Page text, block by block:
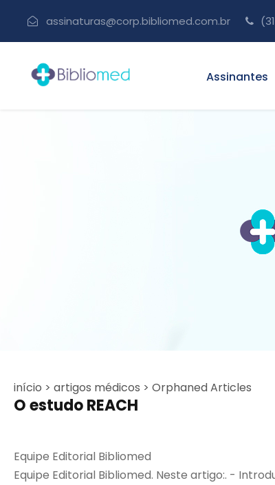
assinaturas@corp.bibliomed.com.br
Assinantes
início > artigos médicos > Orphaned Articles
O estudo REACH
Equipe Editorial Bibliomed
Equipe Editorial Bibliomed. Neste artigo:. -